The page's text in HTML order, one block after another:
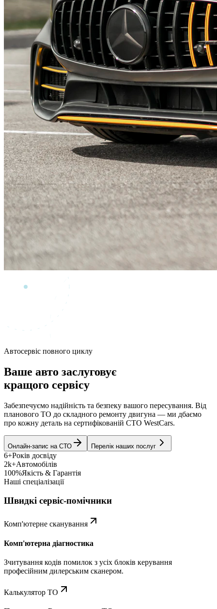
Автосервіс повного циклу
Ваше авто заслуговує
кращого сервісу
Забезпечуємо надійність та безпеку вашого пересування. Від
планового ТО до складного ремонту двигуна — ми дбаємо
про кожну деталь на сертифікованій СТО WestCars.
Онлайн-запис на СТО Перелік наших послуг
6+Років досвіду
2k+Автомобілів
100%Якість & Гарантія
Наші спеціалізації
Швидкі сервіс-помічники
Комп'ютерне сканування
Комп'ютерна діагностика
Зчитування кодів помилок з усіх блоків керування
професійним дилерським сканером.
Калькулятор ТО